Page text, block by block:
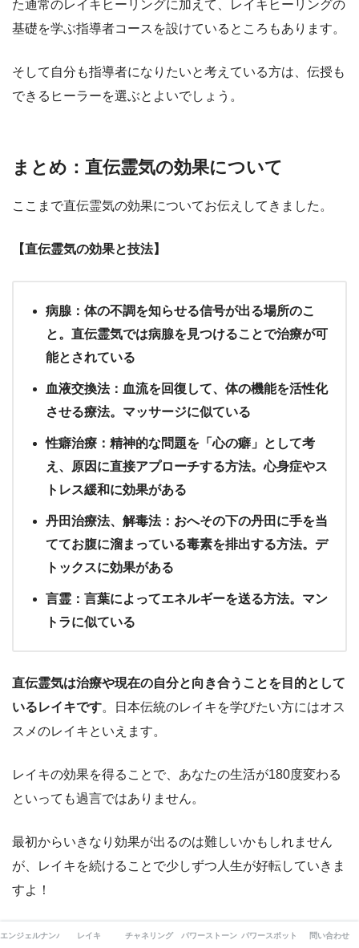
た通常のレイキヒーリングに加えて、レイキヒーリングの
基礎を学ぶ指導者コースを設けているところもあります。
そして自分も指導者になりたいと考えている方は、伝授も
できるヒーラーを選ぶとよいでしょう。
まとめ：直伝霊気の効果について
ここまで直伝霊気の効果についてお伝えしてきました。
【直伝霊気の効果と技法】
病腺：体の不調を知らせる信号が出る場所のこ
と。直伝霊気では病腺を見つけることで治療が可
能とされている
血液交換法：血流を回復して、体の機能を活性化
させる療法。マッサージに似ている
性癖治療：精神的な問題を「心の癖」として考
え、原因に直接アプローチする方法。心身症やス
トレス緩和に効果がある
丹田治療法、解毒法：おへその下の丹田に手を当
ててお腹に溜まっている毒素を排出する方法。デ
トックスに効果がある
言霊：言葉によってエネルギーを送る方法。マン
トラに似ている
直伝霊気は治療や現在の自分と向き合うことを目的として
いるレイキです。日本伝統のレイキを学びたい方にはオス
スメのレイキといえます。
レイキの効果を得ることで、あなたの生活が180度変わる
といっても過言ではありません。
最初からいきなり効果が出るのは難しいかもしれません
が、レイキを続けることで少しずつ人生が好転していきま
すよ！
ぜひ本記事を参考にして、レイキヒーリングの効果を実感
エンジェルナンバー レイキ チャネリング パワーストーン パワースポット 問い合わせ